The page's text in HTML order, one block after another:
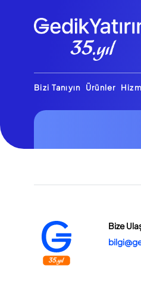
Bizi Tanıyın Ürünler
Bize